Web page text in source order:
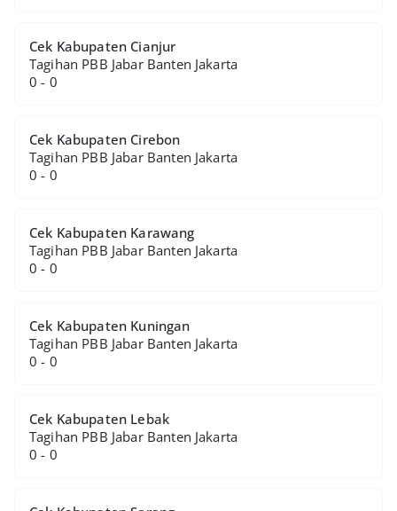
Cek Kabupaten Cianjur
Tagihan PBB Jabar Banten Jakarta
0 - 0
Cek Kabupaten Cirebon
Tagihan PBB Jabar Banten Jakarta
0 - 0
Cek Kabupaten Karawang
Tagihan PBB Jabar Banten Jakarta
0 - 0
Cek Kabupaten Kuningan
Tagihan PBB Jabar Banten Jakarta
0 - 0
Cek Kabupaten Lebak
Tagihan PBB Jabar Banten Jakarta
0 - 0